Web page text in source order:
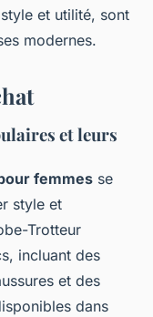
et utilité, sont
modernes.
et leurs
femmes se
style et
Trotteur
incluant des
et des
dans